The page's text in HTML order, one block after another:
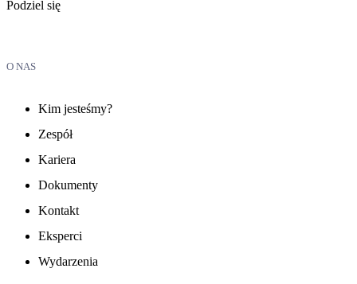
Podziel się
O NAS
Kim jesteśmy?
Zespół
Kariera
Dokumenty
Kontakt
Eksperci
Wydarzenia